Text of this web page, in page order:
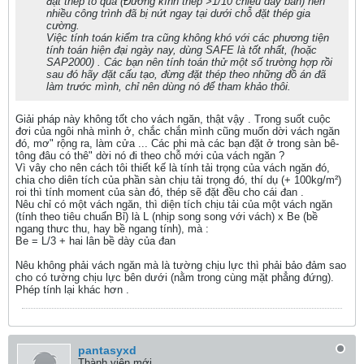
nhiều công trình đã bị nứt ngay tại dưới chỗ đặt thép gia
cường.
Việc tính toán kiểm tra cũng không khó với các phương tiện
tính toán hiện đại ngày nay, dùng SAFE là tốt nhất, (hoặc
SAP2000) . Các bạn nên tính toán thử một số trường hợp rồi
sau đó hãy đặt cấu tạo, đừng đặt thép theo những đồ án đã
làm trước mình, chỉ nên dùng nó để tham khảo thôi.
Giải pháp này không tốt cho vách ngăn, thật vậy . Trong suốt cuộc
đơi của ngôi nhà mình ở, chắc chắn mình cũng muốn dời vách ngăn
đó, mơ" rộng ra, làm cửa ... Các phi mà các bạn đặt ở trong sàn bê-
tông đâu có thê" dời nó đi theo chỗ mới của vách ngăn ?
Vì vây cho nên cách tôi thiết kế là tính tải trọng của vách ngăn đó,
chia cho diên tích của phần sàn chịu tải trọng đó, thí dụ (+ 100kg/m²)
roi thì tính moment của sàn đó, thép sẽ đặt đều cho cái đan .
Nêu chỉ có một vách ngăn, thì diện tích chịu tải của một vách ngăn
(tính theo tiêu chuẩn Bỉ) là L (nhịp song song với vách) x Be (bề
ngang thưc thu, hay bề ngang tính), mà :
Be = L/3 + hai lân bề dày của đan
Nêu không phải vách ngăn mà là tường chịu lực thì phải bảo đảm sao
cho có tường chịu lực bên dưới (nằm trong cùng mặt phẳng đứng).
Phép tính lại khác hơn .
pantasyxd